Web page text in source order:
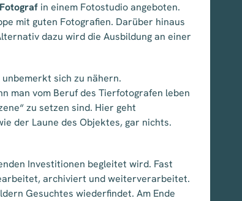
Fotograf in einem Fotostudio angeboten.
mit guten Fotografien. Darüber hinaus
dazu wird die Ausbildung an einer
sich zu nähern.
man vom Beruf des Tierfotografen leben
zu setzen sind. Hier geht
der Laune des Objektes, gar nichts.
Investitionen begleitet wird. Fast
archiviert und weiterverarbeitet.
Gesuchtes wiederfindet. Am Ende